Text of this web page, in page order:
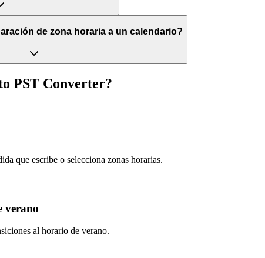
de zona horaria a un calendario?
PST Converter?
que escribe o selecciona zonas horarias.
verano
al horario de verano.